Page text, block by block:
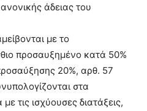
άδειας του
με το
προσαυξημένο κατά 50%
20%, αρθ. 57
στα
τις ισχύουσες διατάξεις,